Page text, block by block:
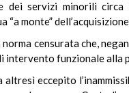
dei servizi minorili
monte”
censurata che,
funzionale alla
altresì eccepito